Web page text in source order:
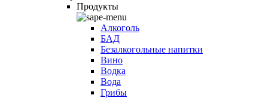
Продукты
Алкоголь
БАД
Безалкогольные напитки
Вино
Водка
Вода
Грибы